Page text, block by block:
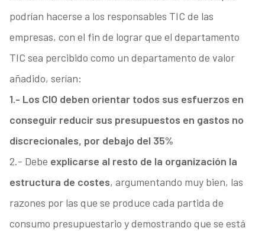
podrían hacerse a los responsables TIC de las
empresas, con el fin de lograr que el departamento
TIC sea percibido como un departamento de valor
añadido, serían:
1.- Los CIO deben orientar todos sus esfuerzos en
conseguir reducir sus presupuestos en gastos no
discrecionales, por debajo del 35%
2.- Debe explicarse al resto de la organización la
estructura de costes, argumentando muy bien, las
razones por las que se produce cada partida de
consumo presupuestario y demostrando que se está